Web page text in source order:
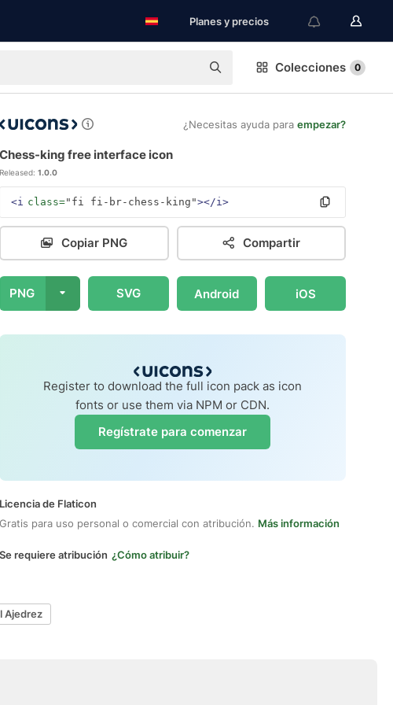
Planes y precios
Colecciones 0
¿Necesitas ayuda para empezar?
Chess-king free interface icon
Released: 1.0.0
<i class="fi fi-br-chess-king"></i>
Copiar PNG Compartir
PNG SVG Android iOS
Register to download the full icon pack as icon
fonts or use them via NPM or CDN.
Regístrate para comenzar
Licencia de Flaticon
Gratis para uso personal o comercial con atribución. Más información
Se requiere atribución ¿Cómo atribuir?
Ajedrez